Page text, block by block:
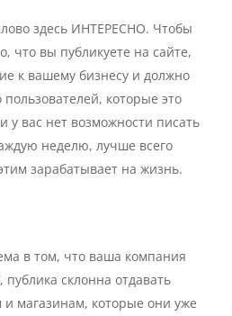
здесь ИНТЕРЕСНО. Чтобы
что вы публикуете на сайте,
к вашему бизнесу и должно
которые это
у вас нет возможности писать
неделю, лучше всего
зарабатывает на жизнь.
в том, что ваша компания
публика склонна отдавать
магазинам, которые они уже